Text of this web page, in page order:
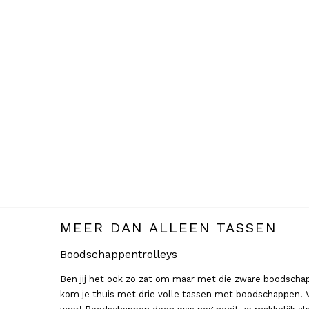
MEER DAN ALLEEN TASSEN
Boodschappentrolleys
Ben jij het ook zo zat om maar met die zware
kom je thuis met drie volle tassen met boodschappen.